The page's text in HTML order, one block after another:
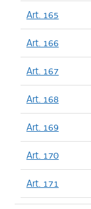
Art. 165
Art. 166
Art. 167
Art. 168
Art. 169
Art. 170
Art. 171